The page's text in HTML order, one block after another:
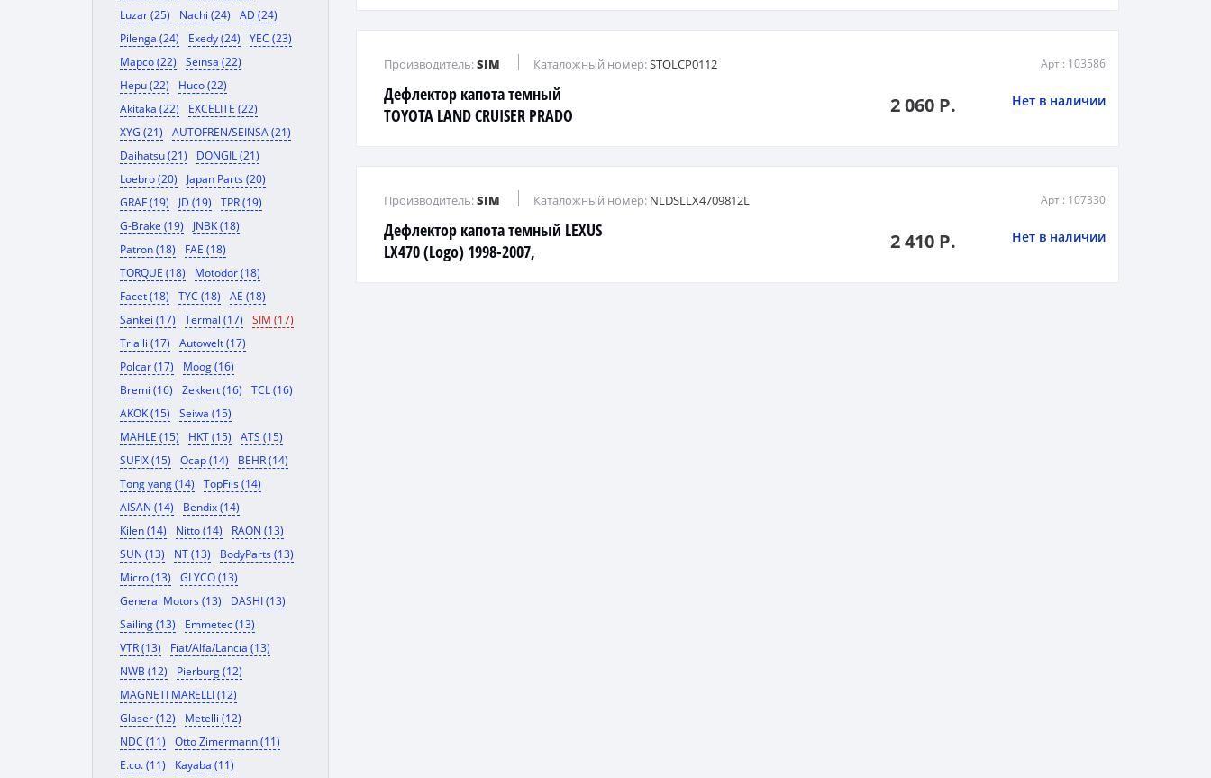
Luzar (25)
Nachi (24)
AD (24)
Pilenga (24)
Exedy (24)
YEC (23)
Mapco (22)
Seinsa (22)
Hepu (22)
Huco (22)
Akitaka (22)
EXCELITE (22)
XYG (21)
AUTOFREN/SEINSA (21)
Daihatsu (21)
DONGIL (21)
Loebro (20)
Japan Parts (20)
GRAF (19)
JD (19)
TPR (19)
G-Brake (19)
JNBK (18)
Patron (18)
FAE (18)
TORQUE (18)
Motodor (18)
Facet (18)
TYC (18)
AE (18)
Sankei (17)
Termal (17)
SIM (17)
Trialli (17)
Autowelt (17)
Polcar (17)
Moog (16)
Bremi (16)
Zekkert (16)
TCL (16)
AKOK (15)
Seiwa (15)
MAHLE (15)
HKT (15)
ATS (15)
SUFIX (15)
Ocap (14)
BEHR (14)
Tong yang (14)
TopFils (14)
AISAN (14)
Bendix (14)
Kilen (14)
Nitto (14)
RAON (13)
SUN (13)
NT (13)
BodyParts (13)
Micro (13)
GLYCO (13)
General Motors (13)
DASHI (13)
Sailing (13)
Emmetec (13)
VTR (13)
Fiat/Alfa/Lancia (13)
NWB (12)
Pierburg (12)
MAGNETI MARELLI (12)
Glaser (12)
Metelli (12)
NDC (11)
Otto Zimermann (11)
E.co. (11)
Kayaba (11)
Дефлектор капота темный
TOYOTA LAND CRUISER PRADO
Производитель:SIM Каталожный номер:STOLCP0112 Арт.: 103586
2 060 Р. Нет в наличии
Дефлектор капота темный LEXUS
LX470 (Logo) 1998-2007,
Производитель:SIM Каталожный номер: NLDSLLX4709812L Арт.: 107330
2 410 Р. Нет в наличии